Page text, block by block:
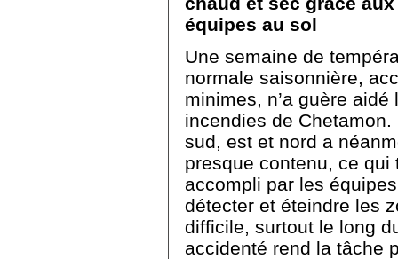
équipes au sol
Une semaine de
normale saisonnière,
minimes, n’a guère
incendies de
sud, est et nord a
presque contenu, ce
accompli par les
détecter et éteindre les
difficile, surtout le long
accidenté rend la tâche